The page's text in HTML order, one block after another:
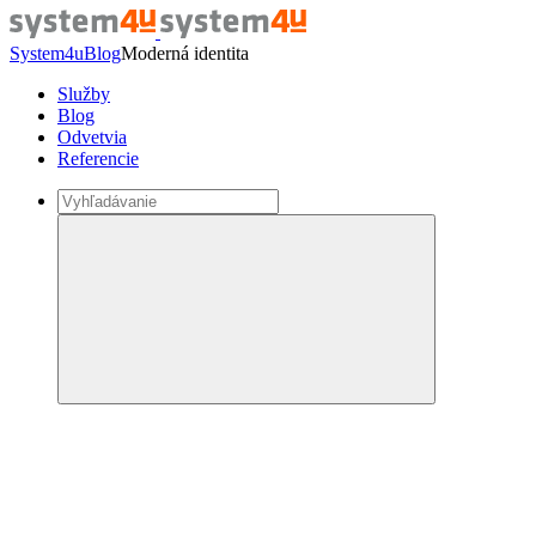
System4uBlogModerná identita
Služby
Blog
Odvetvia
Referencie